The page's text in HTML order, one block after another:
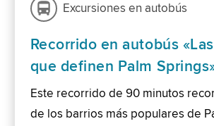
Excursiones en autobús
Recorrido en autobús
que definen Palm
Este recorrido de 90 minutos
de los barrios más populares de